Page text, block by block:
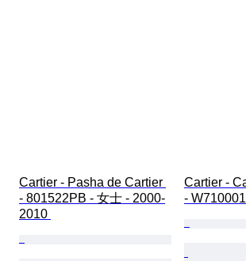
Cartier - Pasha de Cartier
- 801522PB - 女士 - 2000-
2010
Cartier -
-